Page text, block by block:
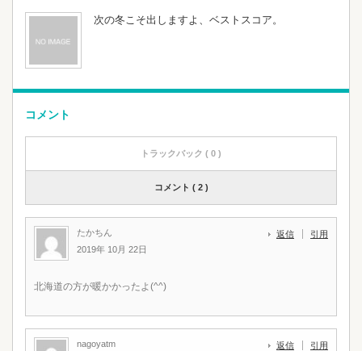
次の冬こそ出しますよ、ベストスコア。
コメント
トラックバック ( 0 )
コメント ( 2 )
たかちん
2019年 10月 22日
返信 引用
北海道の方が暖かかったよ(^^)
nagoyatm
返信 引用